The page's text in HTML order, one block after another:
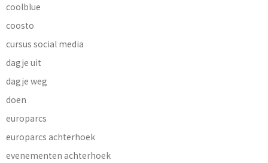
coolblue
coosto
cursus social media
dagje uit
dagje weg
doen
europarcs
europarcs achterhoek
evenementen achterhoek